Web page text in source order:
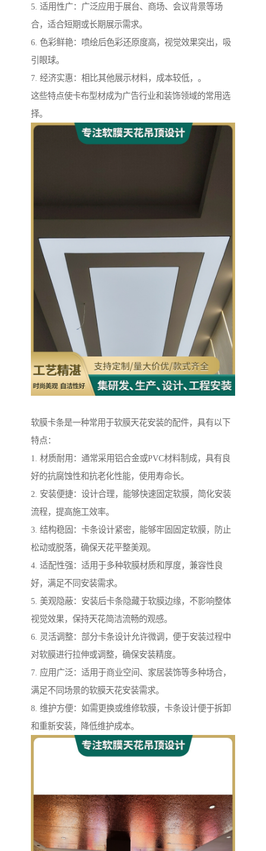
5. 适用性广：广泛应用于展台、商场、会议背景等场
合，适合短期或长期展示需求。
6. 色彩鲜艳：喷绘后色彩还原度高，视觉效果突出，吸
引眼球。
7. 经济实惠：相比其他展示材料，成本较低，。
这些特点使卡布型材成为广告行业和装饰领域的常用选
择。
软膜卡条是一种常用于软膜天花安装的配件，具有以下
特点：
1. 材质耐用：通常采用铝合金或PVC材料制成，具有良
好的抗腐蚀性和抗老化性能，使用寿命长。
2. 安装便捷：设计合理，能够快速固定软膜，简化安装
流程，提高施工效率。
3. 结构稳固：卡条设计紧密，能够牢固固定软膜，防止
松动或脱落，确保天花平整美观。
4. 适配性强：适用于多种软膜材质和厚度，兼容性良
好，满足不同安装需求。
5. 美观隐蔽：安装后卡条隐藏于软膜边缘，不影响整体
视觉效果，保持天花简洁流畅的观感。
6. 灵活调整：部分卡条设计允许微调，便于安装过程中
对软膜进行拉伸或调整，确保安装精度。
7. 应用广泛：适用于商业空间、家居装饰等多种场合，
满足不同场景的软膜天花安装需求。
8. 维护方便：如需更换或维修软膜，卡条设计便于拆卸
和重新安装，降低维护成本。